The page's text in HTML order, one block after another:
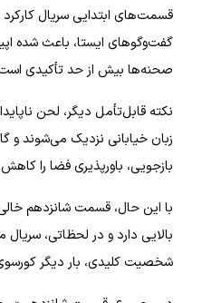
قسمت‌های ابتدایی سریال
گفت‌وگوهای ایستا، باعث شده
صحنه‌ها بیش از حد تأکیدی
نکته قابل‌تأمل دیگر، لحن
زبان خیابانی نزدیک می‌شوند و
بازجویی، باورپذیری فضا را
با این حال، قسمت شانزدهم
بالایی دارد و در لحظاتی،
شخصیت کلیدی، بار دیگر